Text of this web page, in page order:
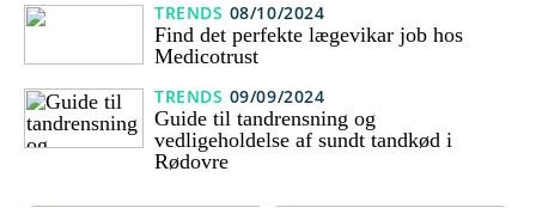
TRENDS 08/10/2024
Find det perfekte lægevikar job hos
Medicotrust
TRENDS 09/09/2024
Guide til tandrensning og
vedligeholdelse af sundt tandkød i
Rødovre